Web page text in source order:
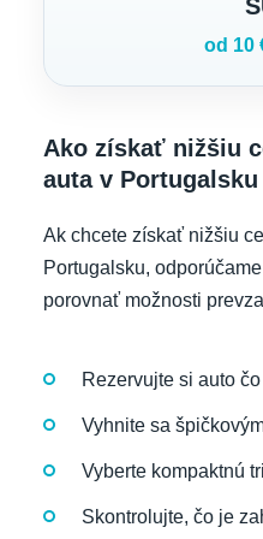
od 10
Ako získať nižšiu
auta v Portugalsku
Ak chcete získať nižšiu
Portugalsku,
porovnať možnosti
Rezervujte si auto
Vyhnite sa
Vyberte kompaktnú
Skontrolujte, čo je